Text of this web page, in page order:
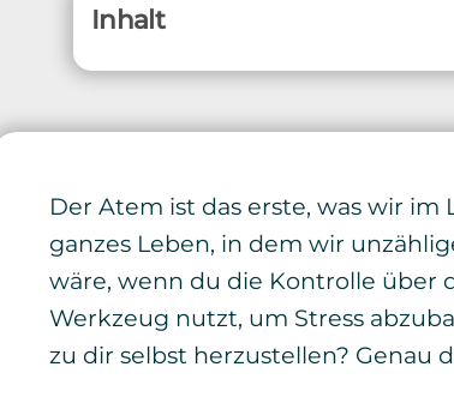
Inhalt
Der Atem ist das erste, was wir
ganzes Leben, in dem wir
wäre, wenn du die Kontrolle über
Werkzeug nutzt, um Stress
zu dir selbst herzustellen? Genau